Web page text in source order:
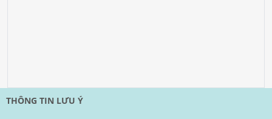
THÔNG TIN LƯU Ý